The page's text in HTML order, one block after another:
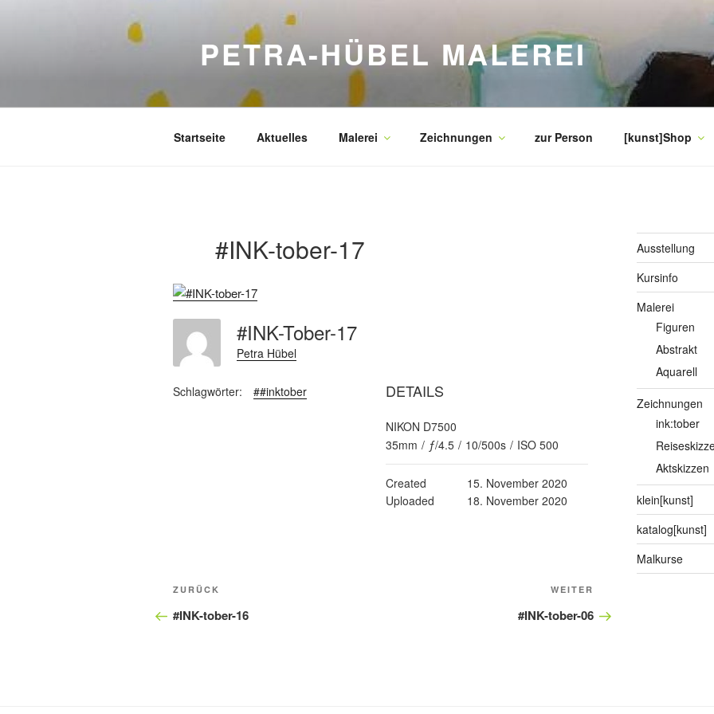
PETRA-HÜBEL MALEREI
Startseite Aktuelles Malerei Zeichnungen zur Person [kunst]Shop
#INK-tober-17
#INK-Tober-17
Petra Hübel
Schlagwörter: ##inktober DETAILS
NIKON D7500
35mm / ƒ/4.5 / 10/500s / ISO 500
Created
15. November 2020
Uploaded
18. November 2020
Beitragsnavigation
Vorheriger
Beitrag
ZURÜCK
#INK-tober-16
Beitrag
WEITER
#INK-tober-06
Ausstellung
Kursinfo
Malerei
Figuren
Abstrakt
Aquarell
Zeichnungen
ink:tober
Aktskizzen
klein[kunst]
katalog[kunst]
Malkurse